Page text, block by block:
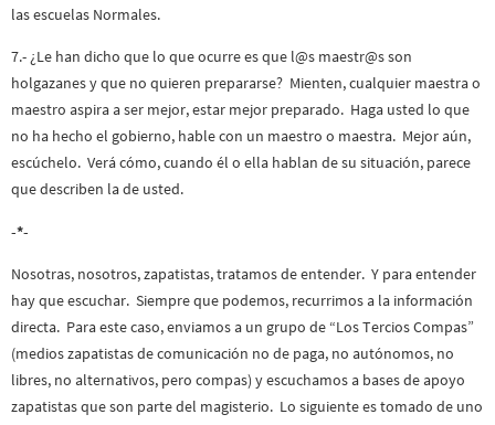
las escuelas Normales.
7.- ¿Le han dicho que lo que ocurre es que l@s maestr@s son
holgazanes y que no quieren prepararse? Mienten, cualquier maestra o
maestro aspira a ser mejor, estar mejor preparado. Haga usted lo que
no ha hecho el gobierno, hable con un maestro o maestra. Mejor aún,
escúchelo. Verá cómo, cuando él o ella hablan de su situación, parece
que describen la de usted.
-*-
Nosotras, nosotros, zapatistas, tratamos de entender. Y para entender
hay que escuchar. Siempre que podemos, recurrimos a la información
directa. Para este caso, enviamos a un grupo de “Los Tercios Compas”
(medios zapatistas de comunicación no de paga, no autónomos, no
libres, no alternativos, pero compas) y escuchamos a bases de apoyo
zapatistas que son parte del magisterio. Lo siguiente es tomado de uno